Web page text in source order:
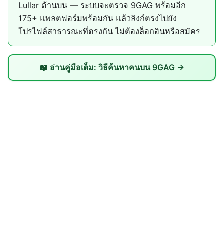
Lullar ด้านบน — ระบบจะตรวจ 9GAG พร้อมอีก
175+ แพลตฟอร์มพร้อมกัน แล้วลิงก์ตรงไปยัง
โปรไฟล์สาธารณะที่ตรงกัน ไม่ต้องล็อกอินหรือสมัคร
📖 อ่านคู่มือเต็ม: วิธีค้นหาคนบน 9GAG→